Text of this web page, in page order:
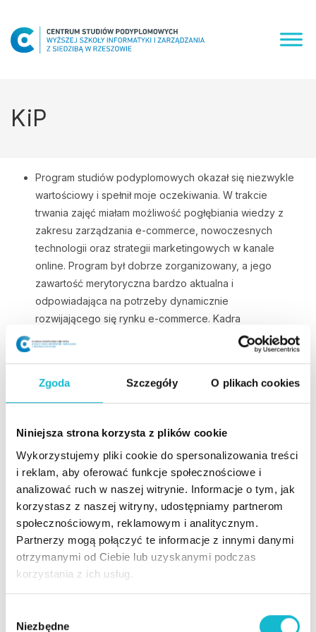
Zgoda Szczegóły O plikach cookies
Niniejsza strona korzysta z plików cookie
Wykorzystujemy pliki cookie do spersonalizowania treści
i reklam, aby oferować funkcje społecznościowe i
analizować ruch w naszej witrynie. Informacje o tym, jak
korzystasz z naszej witryny, udostępniamy partnerom
społecznościowym, reklamowym i analitycznym.
Partnerzy mogą połączyć te informacje z innymi danymi
otrzymanymi od Ciebie lub uzyskanymi podczas
korzystania z ich usług.
Niezbędne
content
KiP
Program studiów podyplomowych okazał się niezwykle
wartościowy i spełnił moje oczekiwania. W trakcie
trwania zajęć miałam możliwość pogłębiania wiedzy z
zakresu zarządzania e-commerce, nowoczesnych
technologii oraz strategii marketingowych w kanale
online. Program był dobrze zorganizowany, a jego
zawartość merytoryczna bardzo aktualna i
odpowiadająca na potrzeby dynamicznie
rozwijającego się rynku e-commerce. Kadra
wykładowców składała się z ekspertów posiadających
bogate doświadczenie praktyczne i teoretyczne.
oraz projekty grupowe, które pozwoliły na praktyczne
zastosowanie zdobytej wiedzy. Możliwość współpracy
pomysłów, była niezwykle inspirująca i rozwijająca.
Dzięki tym zajęciom nauczyłam się efektywnie
zarządzać zespołami projektowymi oraz wdrażać
innowacyjne rozwiązania w mojej firmie.
Monika Bury
Miałam przyjemność studiować na kierunku Menedżer
e-commerce i spokojnie mogę polecić uczelnię WSiZ.
Wszystkie wykłady i ćwiczenia były prowadzone przez
czasie a wykładowcy zawsze byli przygotowani do